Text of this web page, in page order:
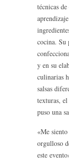
técnicas
cocina. Su
y en su
culinarias
salsas
texturas,
puso una
«Me
orgulloso
este